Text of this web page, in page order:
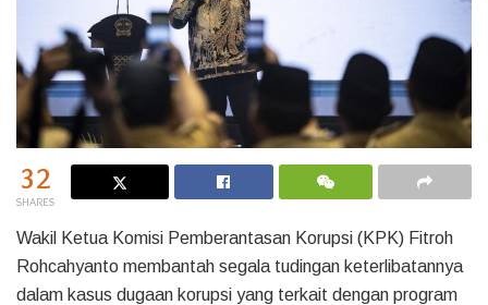
32
SHARES
Wakil Ketua Komisi Pemberantasan Korupsi (KPK) Fitroh
Rohcahyanto membantah segala tudingan keterlibatannya
dalam kasus dugaan korupsi yang terkait dengan program